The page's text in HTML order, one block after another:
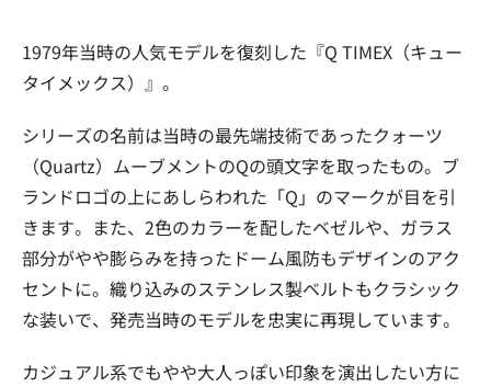
1979年当時の人気モデルを復刻した『Q TIMEX（キュー
タイメックス）』。
シリーズの名前は当時の最先端技術であったクォーツ
（Quartz）ムーブメントのQの頭文字を取ったもの。ブ
ランドロゴの上にあしらわれた「Q」のマークが目を引
きます。また、2色のカラーを配したベゼルや、ガラス
部分がやや膨らみを持ったドーム風防もデザインのアク
セントに。織り込みのステンレス製ベルトもクラシック
な装いで、発売当時のモデルを忠実に再現しています。
カジュアル系でもやや大人っぽい印象を演出したい方に